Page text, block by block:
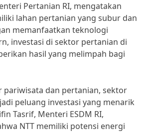
Pertanian RI, mengatakan
lahan pertanian yang subur dan
memanfaatkan teknologi
investasi di sektor pertanian di
hasil yang melimpah bagi
pariwisata dan pertanian, sektor
peluang investasi yang menarik
Tasrif, Menteri ESDM RI,
NTT memiliki potensi energi